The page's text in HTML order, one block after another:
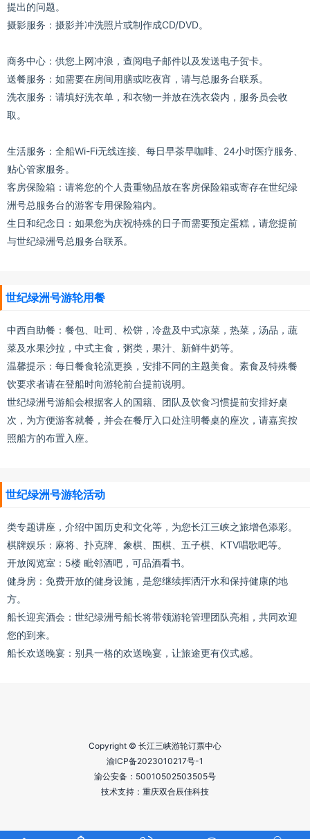
提出的问题。
摄影服务：摄影并冲洗照片或制作成CD/DVD。
商务中心：供您上网冲浪，查阅电子邮件以及发送电子贺卡。
送餐服务：如需要在房间用膳或吃夜宵，请与总服务台联系。
洗衣服务：请填好洗衣单，和衣物一并放在洗衣袋内，服务员会收
取。
生活服务：全船Wi-Fi无线连接、每日早茶早咖啡、24小时医疗服务、
贴心管家服务。
客房保险箱：请将您的个人贵重物品放在客房保险箱或寄存在世纪绿
洲号总服务台的游客专用保险箱内。
生日和纪念日：如果您为庆祝特殊的日子而需要预定蛋糕，请您提前
与世纪绿洲号总服务台联系。
世纪绿洲号游轮用餐
中西自助餐：餐包、吐司、松饼，冷盘及中式凉菜，热菜，汤品，蔬
菜及水果沙拉，中式主食，粥类，果汁、新鲜牛奶等。
温馨提示：每日餐食轮流更换，安排不同的主题美食。素食及特殊餐
饮要求者请在登船时向游轮前台提前说明。
世纪绿洲号游船会根据客人的国籍、团队及饮食习惯提前安排好桌
次，为方便游客就餐，并会在餐厅入口处注明餐桌的座次，请嘉宾按
照船方的布置入座。
世纪绿洲号游轮活动
类专题讲座，介绍中国历史和文化等，为您长江三峡之旅增色添彩。
棋牌娱乐：麻将、扑克牌、象棋、围棋、五子棋、KTV唱歌吧等。
开放阅览室：5楼 毗邻酒吧，可品酒看书。
健身房：免费开放的健身设施，是您继续挥洒汗水和保持健康的地
方。
船长迎宾酒会：世纪绿洲号船长将带领游轮管理团队亮相，共同欢迎
您的到来。
船长欢送晚宴：别具一格的欢送晚宴，让旅途更有仪式感。
Copyright © 长江三峡游轮订票中心
渝ICP备2023010217号-1
渝公安备： 50010502503505号
技术支持：重庆双合辰佳科技